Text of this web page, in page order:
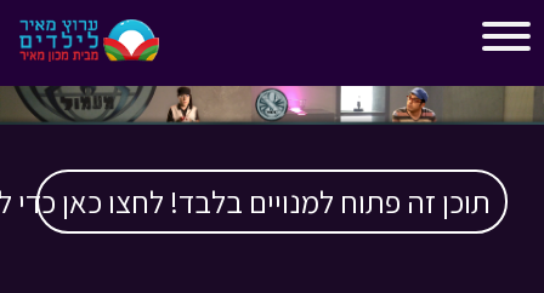
תוכן זה פתוח למנויים בלבד! לחצו כאן כדי